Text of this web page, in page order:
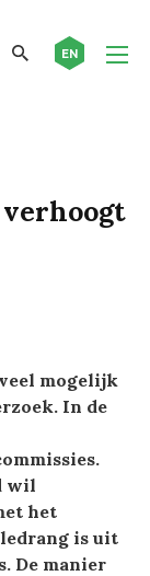
EN
mogelijk
In de
wil
het
is uit
De manier